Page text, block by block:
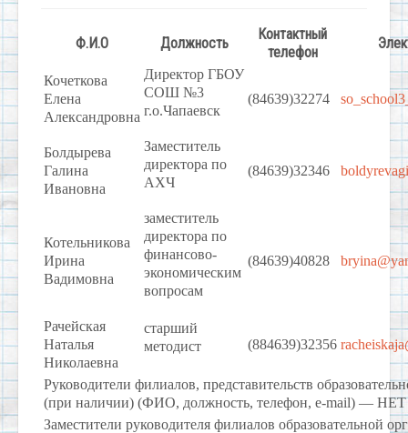
Ф.И.О Должность
Контактный
телефон
Кочеткова
Елена
Александровна
Директор ГБОУ
СОШ №3
г.о.Чапаевск
(84639)32274
Болдырева
Галина
Ивановна
Заместитель
директора по
АХЧ
(84639)32346
Котельникова
Ирина
Вадимовна
заместитель
директора по
финансово-
экономическим
вопросам
(84639)40828
Рачейская
Наталья
Николаевна
старший
методист
(884639)32356
Руководители филиалов, представительств
(при наличии) (ФИО, должность, телефон, e-mail) —
Заместители руководителя филиалов образовательной